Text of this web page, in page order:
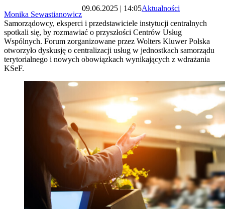
Monika Sewastianowicz
09.06.2025 | 14:05Aktualności
Samorządowcy, eksperci i przedstawiciele instytucji centralnych
spotkali się, by rozmawiać o przyszłości Centrów Usług
Wspólnych. Forum zorganizowane przez Wolters Kluwer Polska
otworzyło dyskusję o centralizacji usług w jednostkach samorządu
terytorialnego i nowych obowiązkach wynikających z wdrażania
KSeF.